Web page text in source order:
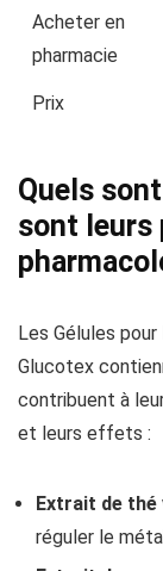
Acheter en
pharmacie
Prix
Quels
sont leurs
Les Gélules
Glucotex
contribuent à
et leurs effets :
Extrait de thé
réguler le